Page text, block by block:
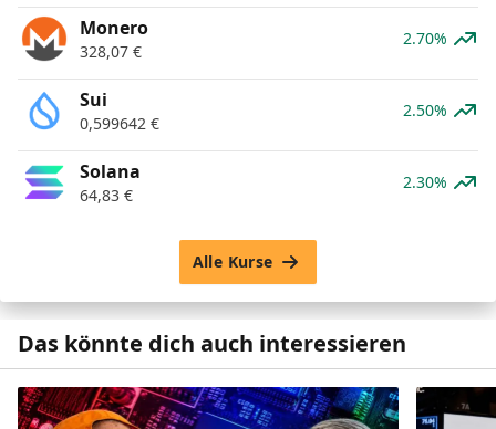
Monero
328,07 €
2.70%
Sui
0,599642 €
2.50%
Solana
64,83 €
2.30%
Alle Kurse
Das könnte dich auch interessieren